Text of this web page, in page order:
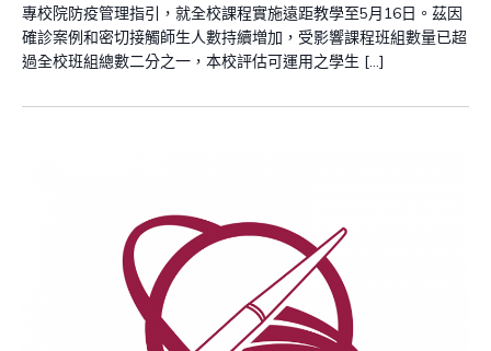
專校院防疫管理指引，就全校課程實施遠距教學至5月16日。茲因
確診案例和密切接觸師生人數持續増加，受影響課程班組數量已超
過全校班組總數二分之一，本校評估可運用之學生 […]